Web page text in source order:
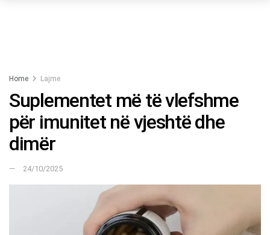
Home Lajme
Suplementet më të vlefshme
për imunitet në vjeshtë dhe
dimër
24/10/2025